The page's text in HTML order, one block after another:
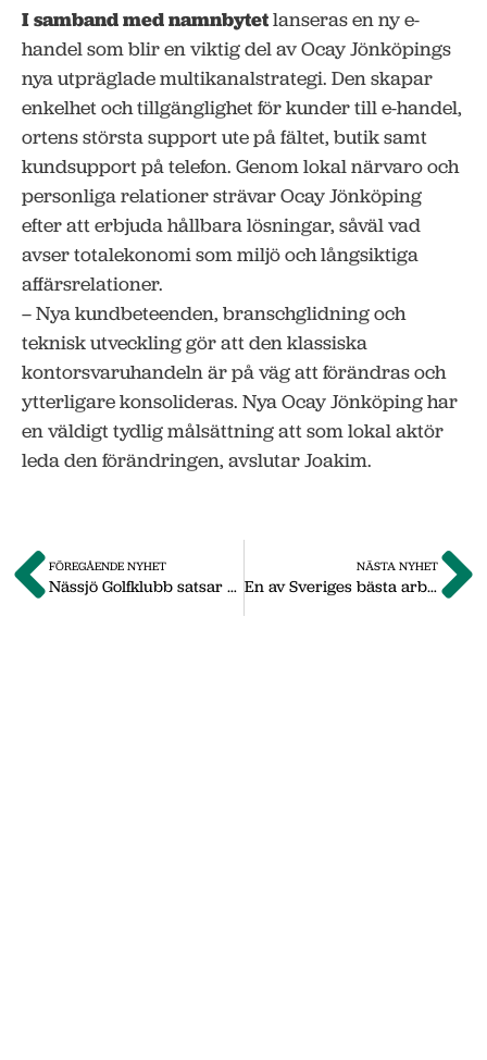
I samband med namnbytetlanseras en ny e-
handel som blir en viktig del av Ocay Jönköpings
nya utpräglade multikanalstrategi. Den skapar
enkelhet och tillgänglighet för kunder till e-handel,
ortens största support ute på fältet, butik samt
kundsupport på telefon. Genom lokal närvaro och
personliga relationer strävar Ocay Jönköping
efter att erbjuda hållbara lösningar, såväl vad
avser totalekonomi som miljö och långsiktiga
affärsrelationer.
– Nya kundbeteenden, branschglidning och
teknisk utveckling gör att den klassiska
kontorsvaruhandeln är på väg att förändras och
ytterligare konsolideras. Nya Ocay Jönköping har
en väldigt tydlig målsättning att som lokal aktör
leda den förändringen, avslutar Joakim.
FÖREGÅENDE NYHET
Nässjö Golfklubb satsar på restaurangen
NÄSTA NYHET
En av Sveriges bästa arbetsplatser